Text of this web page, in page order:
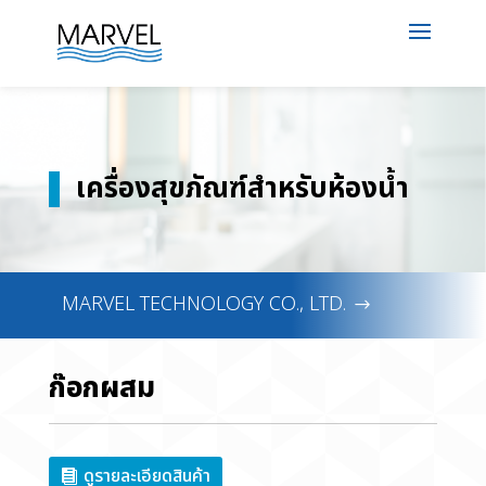
เครื่องสุขภัณฑ์สำหรับห้องน้ำ
MARVEL TECHNOLOGY CO., LTD.
ก๊อกผสม
ดูรายละเอียดสินค้า